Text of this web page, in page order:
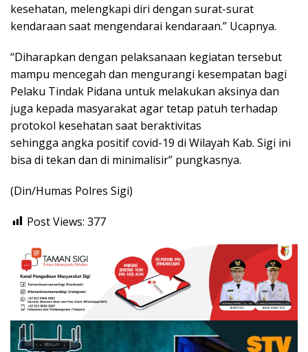
kesehatan, melengkapi diri dengan surat-surat
kendaraan saat mengendarai kendaraan.” Ucapnya.
“Diharapkan dengan pelaksanaan kegiatan tersebut
mampu mencegah dan mengurangi kesempatan bagi
Pelaku Tindak Pidana untuk melakukan aksinya dan
juga kepada masyarakat agar tetap patuh terhadap
protokol kesehatan saat beraktivitas
sehingga angka positif covid-19 di Wilayah Kab. Sigi ini
bisa di tekan dan di minimalisir” pungkasnya.
(Din/Humas Polres Sigi)
Post Views: 377